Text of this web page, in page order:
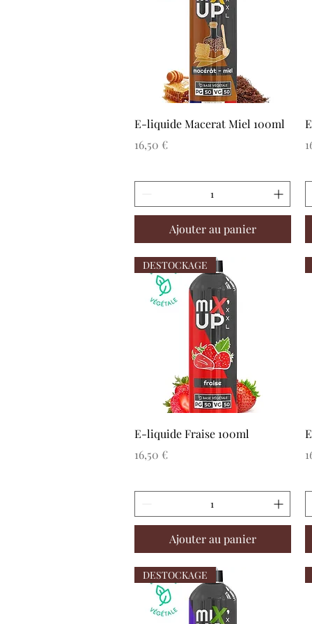
Aperçu rapide
E-liquide Macerat Miel 100ml
Prix
16,50 €
Ajouter au panier
Aperçu rapide
DESTOCKAGE
E-liquide Fraise 100ml
Prix
16,50 €
Ajouter au panier
DESTOCKAGE